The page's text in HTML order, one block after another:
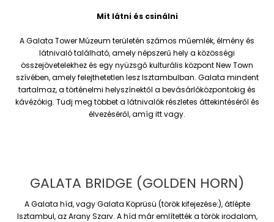
Mit látni és csinálni
A Galata Tower Múzeum területén számos műemlék, élmény és
látnivaló található, amely népszerű hely a közösségi
összejövetelekhez és egy nyüzsgő kulturális központ New Town
szívében, amely felejthetetlen lesz Isztambulban. Galata mindent
tartalmaz, a történelmi helyszínektől a bevásárlóközpontokig és
kávézókig. Tudj meg többet a látnivalók részletes áttekintéséről és
élvezéséről, amíg itt vagy.
GALATA BRIDGE (GOLDEN HORN)
A Galata híd, vagy Galata Köprüsü (török kifejezése:), átlépte
Isztambul, az Arany Szarv. A híd már említették a török irodalom,